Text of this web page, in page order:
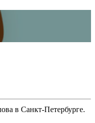
в Санкт-Петербурге.